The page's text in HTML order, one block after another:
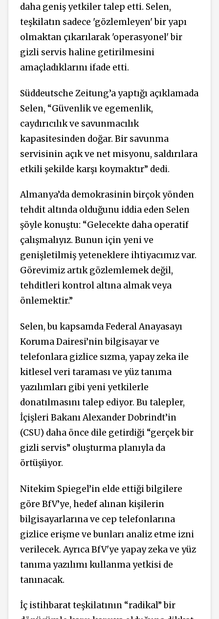
daha geniş yetkiler talep etti. Selen,
teşkilatın sadece 'gözlemleyen' bir yapı
olmaktan çıkarılarak 'operasyonel' bir
gizli servis haline getirilmesini
amaçladıklarını ifade etti.
Süddeutsche Zeitung’a yaptığı açıklamada
Selen, “Güvenlik ve egemenlik,
caydırıcılık ve savunmacılık
kapasitesinden doğar. Bir savunma
servisinin açık ve net misyonu, saldırılara
etkili şekilde karşı koymaktır” dedi.
Almanya’da demokrasinin birçok yönden
tehdit altında olduğunu iddia eden Selen
şöyle konuştu: “Gelecekte daha operatif
çalışmalıyız. Bunun için yeni ve
genişletilmiş yeteneklere ihtiyacımız var.
Görevimiz artık gözlemlemek değil,
tehditleri kontrol altına almak veya
önlemektir.”
Selen, bu kapsamda Federal Anayasayı
Koruma Dairesi’nin bilgisayar ve
telefonlara gizlice sızma, yapay zeka ile
kitlesel veri taraması ve yüz tanıma
yazılımları gibi yeni yetkilerle
donatılmasını talep ediyor. Bu talepler,
İçişleri Bakanı Alexander Dobrindt’in
(CSU) daha önce dile getirdiği “gerçek bir
gizli servis” oluşturma planıyla da
örtüşüyor.
Nitekim Spiegel’in elde ettiği bilgilere
göre BfV’ye, hedef alınan kişilerin
bilgisayarlarına ve cep telefonlarına
gizlice erişme ve bunları analiz etme izni
verilecek. Ayrıca BfV'ye yapay zeka ve yüz
tanıma yazılımı kullanmayetkisi de
tanınacak.
İç istihbarat teşkilatının “radikal” bir